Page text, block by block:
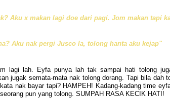
Aku x makan lagi doe dari pagi. Jom makan tapi
Aku nak pergi Jusco la, tolong hanta aku kejap"
lagi lah. Eyfa punya lah tak sampai hati tolong
jugak semata-mata nak tolong dorang. Tapi bila dah
nak bayar tapi? HAMPEH! Kadang-kadang time
pun yang tolong. SUMPAH RASA KECIK HATI!